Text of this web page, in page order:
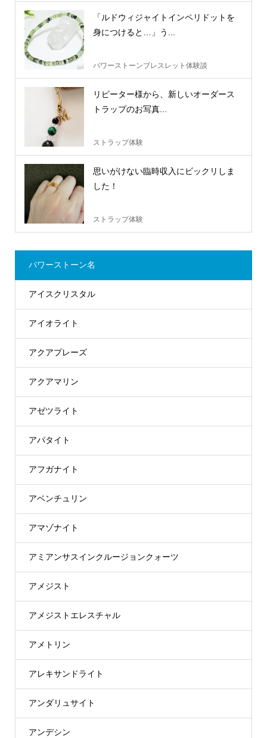
「ルドウィジャイトインペリドットを
身につけると…」う...
パワーストーンブレスレット体験談
リピーター様から、新しいオーダース
トラップのお写真...
ストラップ体験
思いがけない臨時収入にビックリしま
した！
ストラップ体験
パワーストーン名
アイスクリスタル
アイオライト
アクアプレーズ
アクアマリン
アゼツライト
アパタイト
アフガナイト
アベンチュリン
アマゾナイト
アミアンサスインクルージョンクォーツ
アメジスト
アメジストエレスチャル
アメトリン
アレキサンドライト
アンダリュサイト
アンデシン